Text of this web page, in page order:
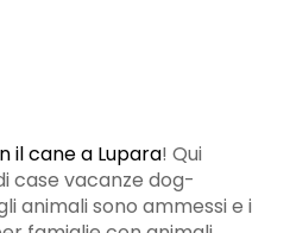
il cane a Lupara! Qui
case vacanze dog-
animali sono ammessi e i